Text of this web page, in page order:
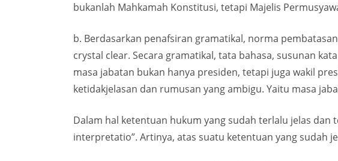
bukanlah Mahkamah Konstitusi, tetapi Majelis
b. Berdasarkan penafsiran gramatikal, norma
crystal clear. Secara gramatikal, tata bahasa, susunan
masa jabatan bukan hanya presiden, tetapi juga wakil
ketidakjelasan dan rumusan yang ambigu. Yaitu masa
Dalam hal ketentuan hukum yang sudah terlalu jelas dan
interpretatio”. Artinya, atas suatu ketentuan yang sudah